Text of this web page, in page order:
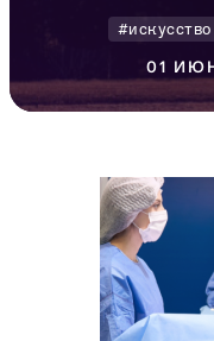
#музыка
15 ИЮЛЯ 2026
#искусство
01